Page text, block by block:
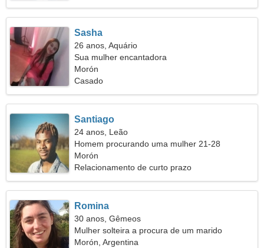
Sasha
26 anos, Aquário
Sua mulher encantadora
Morón
Casado
Santiago
24 anos, Leão
Homem procurando uma mulher 21-28
Morón
Relacionamento de curto prazo
Romina
30 anos, Gêmeos
Mulher solteira a procura de um marido
Morón, Argentina